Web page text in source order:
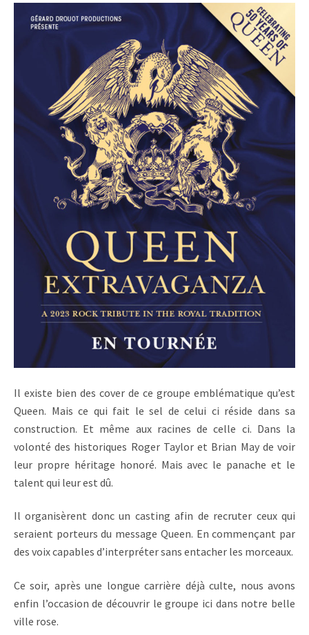
Il existe bien des cover de ce groupe emblématique qu’est
Queen. Mais ce qui fait le sel de celui ci réside dans sa
construction. Et même aux racines de celle ci. Dans la
volonté des historiques Roger Taylor et Brian May de voir
leur propre héritage honoré. Mais avec le panache et le
talent qui leur est dû.
Il organisèrent donc un casting afin de recruter ceux qui
seraient porteurs du message Queen. En commençant par
des voix capables d’interpréter sans entacher les morceaux.
Ce soir, après une longue carrière déjà culte, nous avons
enfin l’occasion de découvrir le groupe ici dans notre belle
ville rose.